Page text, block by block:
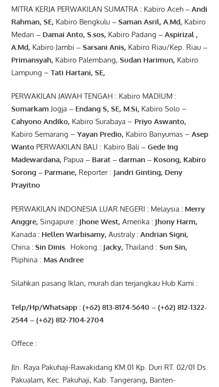
MITRA KERJA PERWAKILAN SUMATRA :Kabiro Aceh– Andi
Rahman, SE, Kabiro Bengkulu– Saman Asril, A.Md, Kabiro
Medan – Damai Anto, S.sos, Kabiro Padang – Aspirizal ,
A.Md, Kabiro Jambi – Sarsani Anis, Kabiro Riau/Kep. Riau–
Primansyah, Kabiro Palembang, Sudan Harimun, Kabiro
Lampung – Tati Hartani, SE,
PERWAKILAN JAWAH TENGAH : Kabiro MADIUM :
Sumarkam Jogja – EndangS, SE, M.Si, Kabiro Solo –
Cahyono Andiko, Kabiro Surabaya – Priyo Aswanto,
Kabiro Semarang – Yayan Predio, Kabiro Banyumas – Asep
WantoPERWAKILAN BALI : Kabiro Bali – Gede Ing
Madewardana, Papua – Barat – darman– Kosong, Kabiro
Sorong– Parmane, Reporter : Jandri Ginting, Deny
Prayitno
PERWAKILAN INDONESIA LUAR NEGERI : Melaysia : Merry
Anggre, Singapure: JhoneWest, Amerika : JhonyHarm,
Kanada : Hellen Warbisamy, Australy: Andrian Signi,
China : Sin Dinis. Hokong : Jacky, Thailand : Sun Sin,
Pliphina : Mas Andree
Silahkan pasang Iklan, murah dan terjangkau Hub Kami :
Telp/Hp/Whatsapp : (+62) 813-8174-5640 – (+62) 812-1322-
2544– (+62) 812-7104-2704
Offece :
Jln. Raya Pakuhaji-Rawakidang KM.01 Kp. Duri RT. 02/01 Ds.
Pakualam, Kec. Pakuhaji, Kab. Tangerang, Banten-